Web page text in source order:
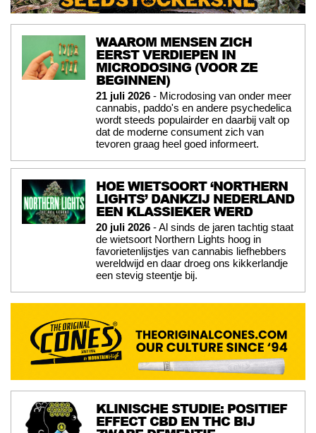
WAAROM MENSEN ZICH
EERST VERDIEPEN IN
MICRODOSING (VOOR ZE
BEGINNEN)
21 juli 2026 - Microdosing van onder meer
cannabis, paddo's en andere psychedelica
wordt steeds populairder en daarbij valt op
dat de moderne consument zich van
tevoren graag heel goed informeert.
HOE WIETSOORT ‘NORTHERN
LIGHTS’ DANKZIJ NEDERLAND
EEN KLASSIEKER WERD
20 juli 2026 - Al sinds de jaren tachtig staat
de wietsoort Northern Lights hoog in
favorietenlijstjes van cannabis liefhebbers
wereldwijd en daar droeg ons kikkerlandje
een stevig steentje bij.
KLINISCHE STUDIE: POSITIEF
EFFECT CBD EN THC BIJ